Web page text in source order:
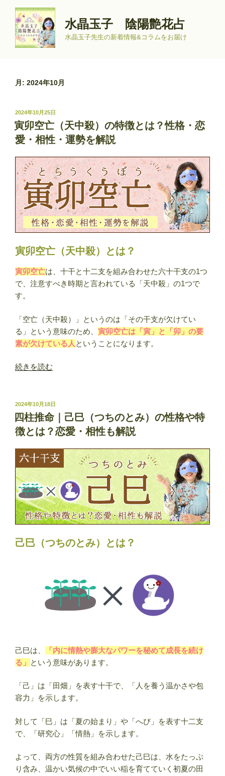
水晶玉子 陰陽艶花占
水晶玉子先生の新着情報&コラムをお届け
月: 2024年10月
投
稿
日:
2024年10月25日
寅卯空亡（天中殺）の特徴とは？性格・恋
愛・相性・運勢を解説
寅卯空亡（天中殺）とは？
寅卯空亡は、十干と十二支を組み合わせた六十干支の1つ
で、注意すべき時期と言われている「天中殺」の1つで
す。
「空亡（天中殺）」というのは「その干支が欠けてい
る」という意味のため、 寅卯空亡は「寅」と「卯」の要
素が欠けている人 ということになります。
“寅
亡
（天
中
殺）
の
特
徴
と
は？
性
格・
愛・
続きを読む
投
稿
日:
2024年10月18日
四柱推命｜己巳（つちのとみ）の性格や特
徴とは？恋愛・相性も解説
己巳（つちのとみ）とは？
己巳は、
「内に情熱や膨大なパワーを秘めて成長を続け
る」 という意味があります。
「己」は「田畑」を表す十干で、「人を養う温かさや包
容力」を示します。
対して「巳」は「夏の始まり」や「へび」を表す十二支
で、「研究心」「情熱」を示します。
よって、両方の性質を組み合わせた己巳は、水をたっぷ
り含み、温かい気候の中でいい稲を育てていく初夏の田